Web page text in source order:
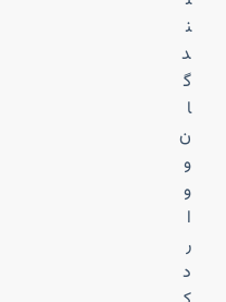
ن
د
گ
ا
ن
و
و
ا
ر
د